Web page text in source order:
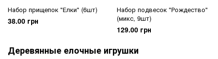
Набор прищепок "Елки" (6шт)
38.00 грн
Набор подвесок "Рождество"
(микс, 9шт)
129.00 грн
Деревянные елочные игрушки